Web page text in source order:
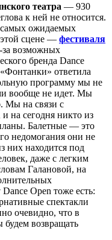
театра — 930
к ней не относится.
ожидаемых
сцене — фестиваля
возможных
бренда Dance
ответила
программу мы не
вообще не идет. Мы
Мы на связи с
на сегодня никто из
Балетные — это
недомогания они не
них находится под
даже с легким
Галановой, на
Open тоже есть:
спектакли
очевидно, что в
возвращать